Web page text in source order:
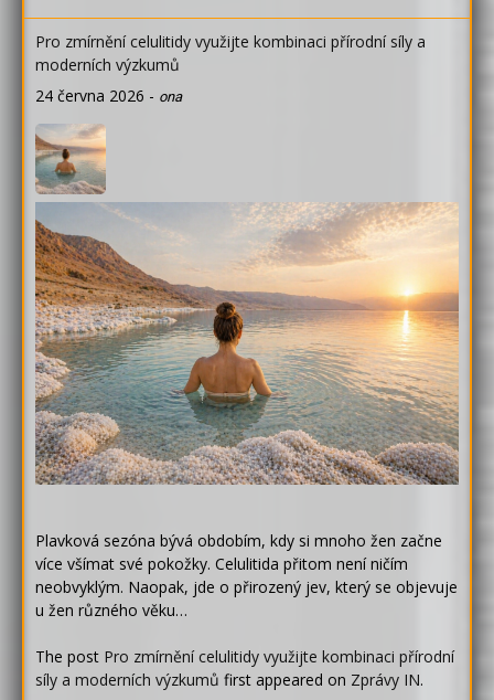
Pro zmírnění celulitidy využijte kombinaci přírodní síly a
moderních výzkumů
24 června 2026 - ona
Plavková sezóna bývá obdobím, kdy si mnoho žen začne
více všímat své pokožky. Celulitida přitom není ničím
neobvyklým. Naopak, jde o přirozený jev, který se objevuje
u žen různého věku…
The post Pro zmírnění celulitidy využijte kombinaci přírodní
síly a moderních výzkumů first appeared on Zprávy IN.